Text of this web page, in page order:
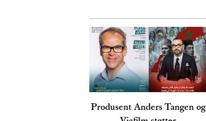
Produsent Anders Tangen og